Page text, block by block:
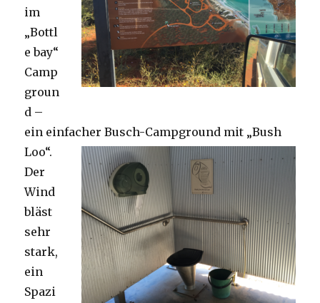
im
„Bottl
e bay“
Camp
groun
d –
ein einfacher Busch-Campground mit „Bush
Loo“.
Der
Wind
bläst
sehr
stark,
ein
Spazi